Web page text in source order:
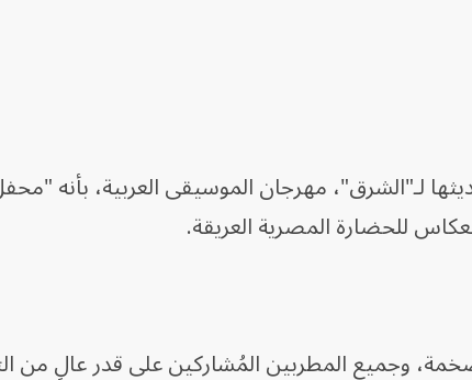
لـ"الشرق"، مهرجان الموسيقى العربية، بأنه
للحضارة المصرية العريقة.
وجميع المطربين المُشاركين على قدر عالٍ من